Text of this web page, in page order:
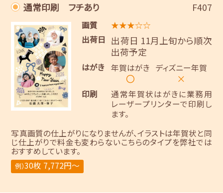
通常印刷 フチあり F407
画質
★★★☆☆
出荷日
出荷日 11月上旬から順次
出荷予定
はがき 年賀はがき
〇
ディズニー年賀
×
印刷
通常年賀状はがきに業務用
レーザープリンターで印刷し
ます。
写真画質の仕上がりになりませんが、イラストは年賀状と同
じ仕上がりで料金も変わらないこちらのタイプを弊社では
おすすめしています。
例）30枚 7,772円～